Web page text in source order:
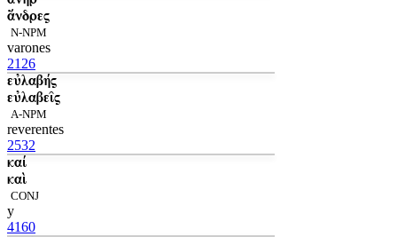
ἄνδρες
N-NPM
varones
2126
εὐλαβής
εὐλαβεῖς
A-NPM
reverentes
2532
καί
καὶ
CONJ
y
4160